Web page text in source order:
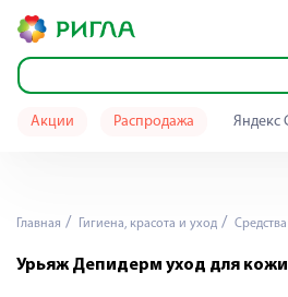
Акции Распродажа Яндекс
Главная Гигиена, красота и уход
Урьяж Депидерм уход для кожи